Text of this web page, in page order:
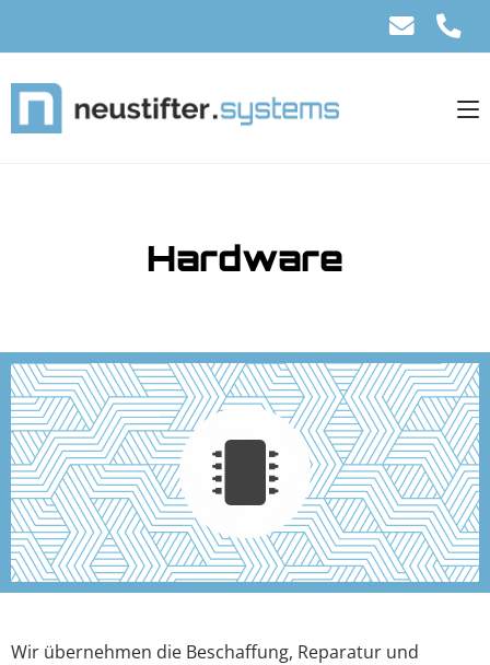
Hardware
Wir übernehmen die Beschaffung, Reparatur und